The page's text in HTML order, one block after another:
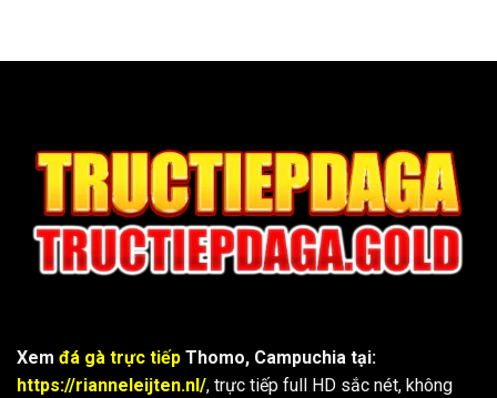
Xem đá gà trực tiếp Thomo, Campuchia tại:
https://rianneleijten.nl/, trực tiếp full HD sắc nét, không